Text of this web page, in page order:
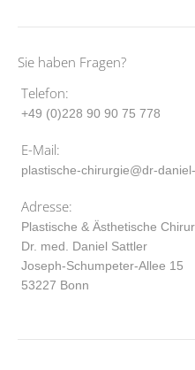
Sie haben Fragen?
Telefon:
+49 (0)228 90 90 75 778
E-Mail:
plastische-chirurgie@dr-
Adresse:
Plastische & Ästhetische
Dr. med. Daniel Sattler
Joseph-Schumpeter-Allee 15
53227 Bonn